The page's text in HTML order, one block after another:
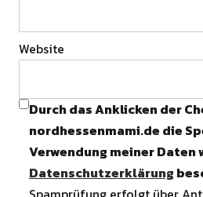
Website
Durch das Anklicken der
nordhessenmami.de die
Verwendung meiner Daten
Datenschutzerklärung